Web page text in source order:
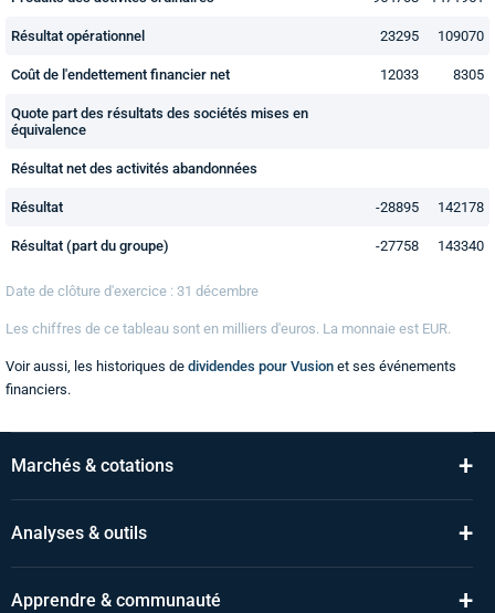
Résultat opérationnel 23295 109070
Coût de l'endettement financier net 12033 8305
Quote part des résultats des sociétés mises en
équivalence
Résultat net des activités abandonnées
Résultat -28895 142178
Résultat (part du groupe) -27758 143340
Date de clôture d'exercice : 31 décembre
Les chiffres de ce tableau sont en milliers d'euros. La monnaie est EUR.
Voir aussi, les historiques de dividendes pour Vusion et ses événements
financiers.
Marchés & cotations +
Analyses & outils +
Apprendre & communauté +